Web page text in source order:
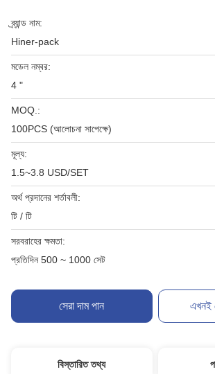
ব্র্যান্ড নাম:
Hiner-pack
মডেল নম্বর:
4 "
MOQ.:
100PCS (আলোচনা সাপেক্ষে)
মূল্য:
1.5~3.8 USD/SET
অর্থ প্রদানের শর্তাবলী:
টি / টি
সরবরাহের ক্ষমতা:
প্রতিদিন 500 ~ 1000 সেট
সেরা দাম পান এখনই
বিস্তারিত তথ্য